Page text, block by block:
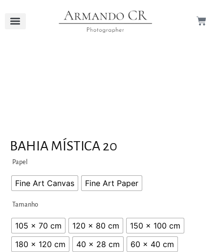
BAHIA MÍSTICA 20
Papel
Fine Art Canvas Fine Art Paper
Tamanho
105 x 70 cm 120 x 80 cm
150 x 100 cm
180 x 120 cm
40 x 28 cm
60 x 40 cm